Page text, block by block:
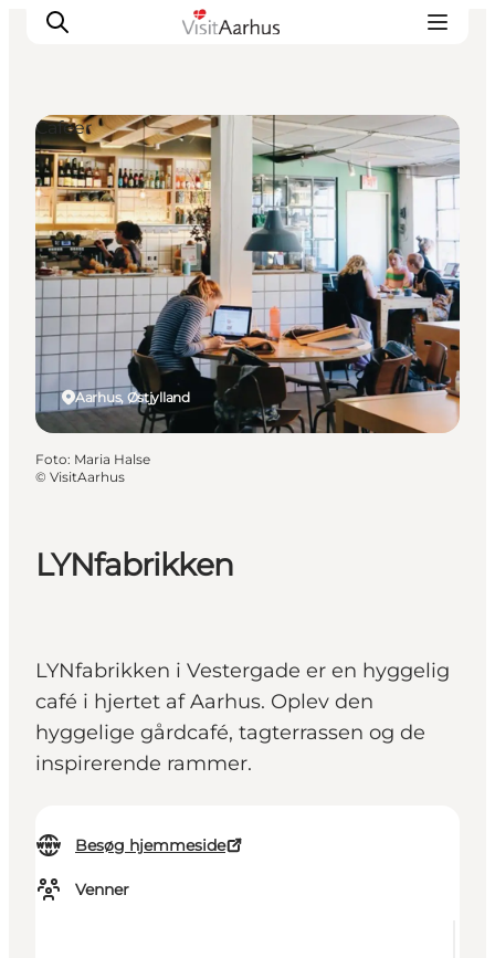
Oplevelser
Kalender
Byer og steder
Planlæg ferien
Transport
LYNfabrikken
LYNfabrikken i Vestergade er en hyggelig
café i hjertet af Aarhus. Oplev den
hyggelige gårdcafé, tagterrassen og de
inspirerende rammer.
Besøg hjemmeside
Venner
Aarhus, Østjylland
Cafeer
Foto: Maria Halse
© VisitAarhus